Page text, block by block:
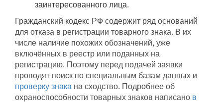
заинтересованного лица.
Гражданский кодекс РФ содержит ряд оснований
для отказа в регистрации товарного знака. В их
числе наличие похожих обозначений, уже
включённых в реестр или поданных на
регистрацию. Поэтому перед подачей заявки
проводят поиск по специальным базам данных и
проверку знака на сходство. Подробнее об
охраноспособности товарных знаков написано в